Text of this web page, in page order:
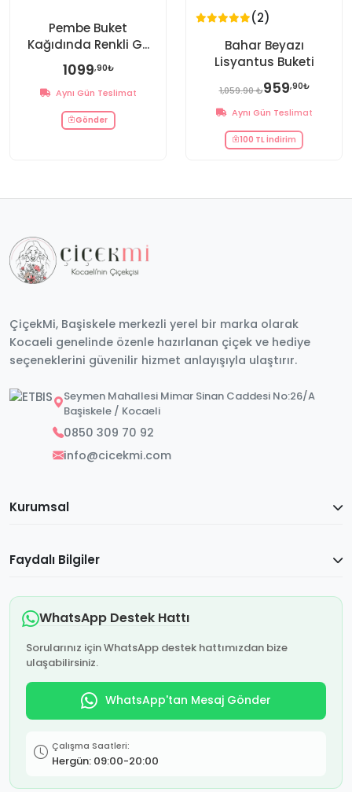
Pembe Buket
Kağıdında Renkli G...
1099,90₺
Aynı Gün Teslimat
Gönder
(2)
Bahar Beyazı
Lisyantus Buketi
1,059.90 ₺959,90₺
Aynı Gün Teslimat
100 TL İndirim
ÇiçekMi, Başiskele merkezli yerel bir marka olarak
Kocaeli genelinde özenle hazırlanan çiçek ve hediye
seçeneklerini güvenilir hizmet anlayışıyla ulaştırır.
Seymen Mahallesi Mimar Sinan Caddesi No:26/A
Başiskele / Kocaeli
0850 309 70 92
info@cicekmi.com
Kurumsal
Faydalı Bilgiler
WhatsApp Destek Hattı
Sorularınız için WhatsApp destek hattımızdan bize
ulaşabilirsiniz.
WhatsApp'tan Mesaj Gönder
Çalışma Saatleri:
Hergün: 09:00-20:00